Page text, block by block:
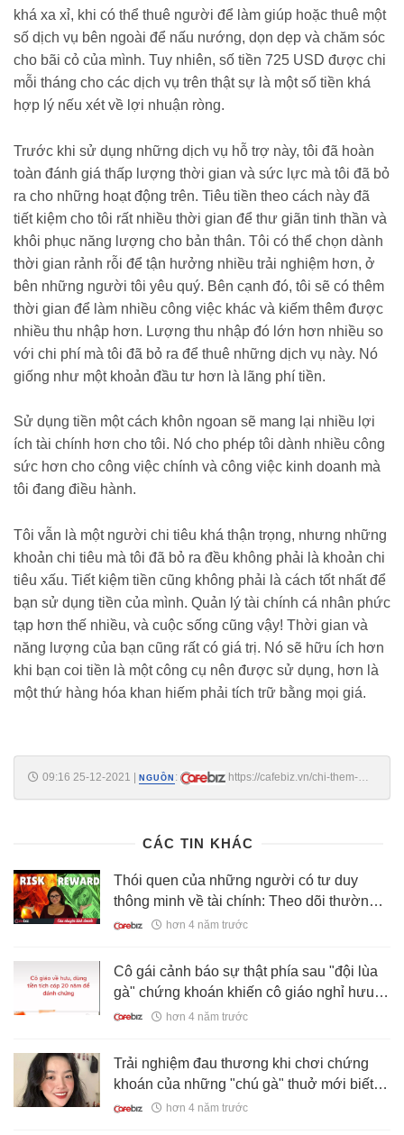
khá xa xỉ, khi có thể thuê người để làm giúp hoặc thuê một
số dịch vụ bên ngoài để nấu nướng, dọn dẹp và chăm sóc
cho bãi cỏ của mình. Tuy nhiên, số tiền 725 USD được chi
mỗi tháng cho các dịch vụ trên thật sự là một số tiền khá
hợp lý nếu xét về lợi nhuận ròng.
Trước khi sử dụng những dịch vụ hỗ trợ này, tôi đã hoàn
toàn đánh giá thấp lượng thời gian và sức lực mà tôi đã bỏ
ra cho những hoạt động trên. Tiêu tiền theo cách này đã
tiết kiệm cho tôi rất nhiều thời gian để thư giãn tinh thần và
khôi phục năng lượng cho bản thân. Tôi có thể chọn dành
thời gian rảnh rỗi để tận hưởng nhiều trải nghiệm hơn, ở
bên những người tôi yêu quý. Bên cạnh đó, tôi sẽ có thêm
thời gian để làm nhiều công việc khác và kiếm thêm được
nhiều thu nhập hơn. Lượng thu nhập đó lớn hơn nhiều so
với chi phí mà tôi đã bỏ ra để thuê những dịch vụ này. Nó
giống như một khoản đầu tư hơn là lãng phí tiền.
Sử dụng tiền một cách khôn ngoan sẽ mang lại nhiều lợi
ích tài chính hơn cho tôi. Nó cho phép tôi dành nhiều công
sức hơn cho công việc chính và công việc kinh doanh mà
tôi đang điều hành.
Tôi vẫn là một người chi tiêu khá thận trọng, nhưng những
khoản chi tiêu mà tôi đã bỏ ra đều không phải là khoản chi
tiêu xấu. Tiết kiệm tiền cũng không phải là cách tốt nhất để
bạn sử dụng tiền của mình. Quản lý tài chính cá nhân phức
tạp hơn thế nhiều, và cuộc sống cũng vậy! Thời gian và
năng lượng của bạn cũng rất có giá trị. Nó sẽ hữu ích hơn
khi bạn coi tiền là một công cụ nên được sử dụng, hơn là
một thứ hàng hóa khan hiếm phải tích trữ bằng mọi giá.
09:16 25-12-2021 NGUỒN :
https://cafebiz.vn/chi-them-
CÁC TIN KHÁC
Thói quen của những người có tư duy
thông minh về tài chính: Theo dõi thường
xuyên và luôn đặt nghi vấn về thị trường
hơn 4 năm trước
Cô gái cảnh báo sự thật phía sau "đội lùa
gà" chứng khoán khiến cô giáo nghỉ hưu
mất sạch tiền tích góp 20 năm
hơn 4 năm trước
Trải nghiệm đau thương khi chơi chứng
khoán của những "chú gà" thuở mới biết
đi: Mất 12 triệu chỉ vì 1 cái status, chọn mã
hơn 4 năm trước